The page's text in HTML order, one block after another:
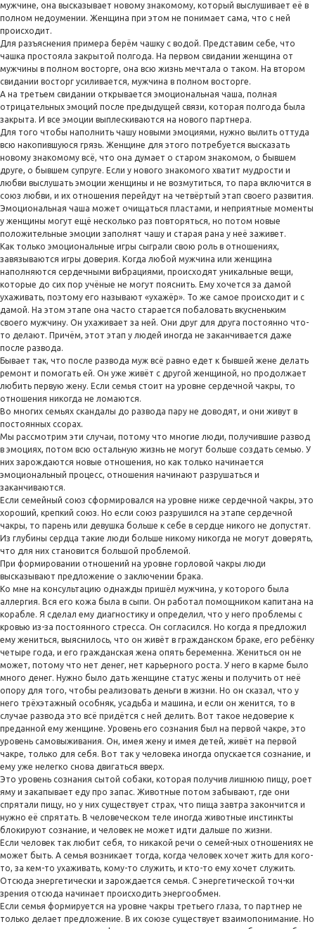
мужчине, она высказывает новому знакомому, который выслушивает её в
полном недоумении. Женщина при этом не понимает сама, что с ней
происходит.
Для разъяснения примера берём чашку с водой. Представим себе, что
чашка простояла закрытой полгода. На первом свидании женщина от
мужчины в полном восторге, она всю жизнь мечтала о таком. На втором
свидании восторг усиливается, мужчина в полном восторге.
А на третьем свидании открывается эмоциональная чаша, полная
отрицательных эмоций после предыдущей связи, которая полгода была
закрыта. И все эмоции выплескиваются на нового партнера.
Для того чтобы наполнить чашу новыми эмоциями, нужно вылить оттуда
всю накопившуюся грязь. Женщине для этого потребуется высказать
новому знакомому всё, что она думает о старом знакомом, о бывшем
друге, о бывшем супруге. Если у нового знакомого хватит мудрости и
любви выслушать эмоции женщины и не возмутиться, то пара включится в
союз любви, и их отношения перейдут на четвёртый этап своего развития.
Эмоциональная чаша может очищаться пластами, и неприятные моменты
у женщины могут ещё несколько раз повторяться, но потом новые
положительные эмоции заполнят чашу и старая рана у неё заживет.
Как только эмоциональные игры сыграли свою роль в отношениях,
завязываются игры доверия. Когда любой мужчина или женщина
наполняются сердечными вибрациями, происходят уникальные вещи,
которые до сих пор учёные не могут пояснить. Ему хочется за дамой
ухаживать, поэтому его называют «ухажёр». То же самое происходит и с
дамой. На этом этапе она часто старается побаловать вкусненьким
своего мужчину. Он ухаживает за ней. Они друг для друга постоянно что-
то делают. Причём, этот этап у людей иногда не заканчивается даже
после развода.
Бывает так, что после развода муж всё равно едет к бывшей жене делать
ремонт и помогать ей. Он уже живёт с другой женщиной, но продолжает
любить первую жену. Если семья стоит на уровне сердечной чакры, то
отношения никогда не ломаются.
Во многих семьях скандалы до развода пару не доводят, и они живут в
постоянных ссорах.
Мы рассмотрим эти случаи, потому что многие люди, получившие развод
в эмоциях, потом всю остальную жизнь не могут больше создать семью. У
них зарождаются новые отношения, но как только начинается
эмоциональный процесс, отношения начинают разрушаться и
заканчиваются.
Если семейный союз сформировался на уровне ниже сердечной чакры, это
хороший, крепкий союз. Но если союз разрушился на этапе сердечной
чакры, то парень или девушка больше к себе в сердце никого не допустят.
Из глубины сердца такие люди больше никому никогда не могут доверять,
что для них становится большой проблемой.
При формировании отношений на уровне горловой чакры люди
высказывают предложение о заключении брака.
Ко мне на консультацию однажды пришёл мужчина, у которого была
аллергия. Вся его кожа была в сыпи. Он работал помощником капитана на
корабле. Я сделал ему диагностику и определил, что у него проблемы с
кровью из-за постоянного стресса. Он согласился. Но когда я предложил
ему жениться, выяснилось, что он живёт в гражданском браке, его ребёнку
четыре года, и его гражданская жена опять беременна. Жениться он не
может, потому что нет денег, нет карьерного роста. У него в карме было
много денег. Нужно было дать женщине статус жены и получить от неё
опору для того, чтобы реализовать деньги в жизни. Но он сказал, что у
него трёхэтажный особняк, усадьба и машина, и если он женится, то в
случае развода это всё придётся с ней делить. Вот такое недоверие к
преданной ему женщине. Уровень его сознания был на первой чакре, это
уровень самовыживания. Он, имея жену и имея детей, живёт на первой
чакре, только для себя. Вот так у человека иногда опускается сознание, и
ему уже нелегко снова двигаться вверх.
Это уровень сознания сытой собаки, которая получив лишнюю пищу, роет
яму и закапывает еду про запас. Животные потом забывают, где они
спрятали пищу, но у них существует страх, что пища завтра закончится и
нужно её спрятать. В человеческом теле иногда животные инстинкты
блокируют сознание, и человек не может идти дальше по жизни.
Если человек так любит себя, то никакой речи о семей-ных отношениях не
может быть. А семья возникает тогда, когда человек хочет жить для кого-
то, за кем-то ухаживать, кому-то служить, и кто-то ему хочет служить.
Отсюда энергетически и зарождается семья. С энергетической точ-ки
зрения отсюда начинает происходить энергообмен.
Если семья формируется на уровне чакры третьего глаза, то партнер не
только делает предложение. В их союзе существует взаимопонимание. Но